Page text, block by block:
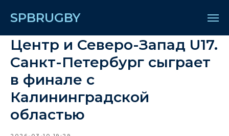
SPBRUGBY
Центр и Северо-Запад U17.
Санкт-Петербург сыграет
в финале с
Калининградской
областью